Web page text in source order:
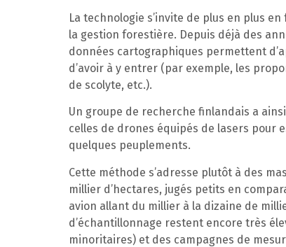
La technologie s’invite de plus en plus
la gestion forestière. Depuis déjà des
données cartographiques permettent
d’avoir à y entrer (par exemple, les
de scolyte, etc.).
Un groupe de recherche finlandais a
celles de drones équipés de lasers pour
quelques peuplements.
Cette méthode s’adresse plutôt à des
millier d’hectares, jugés petits en
avion allant du millier à la dizaine de
d’échantillonnage restent encore très
minoritaires) et des campagnes de